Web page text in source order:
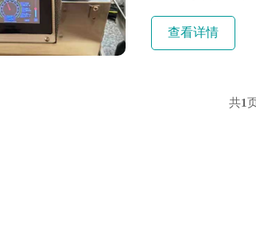
ALD系统臭氧输送
查看详情
共1